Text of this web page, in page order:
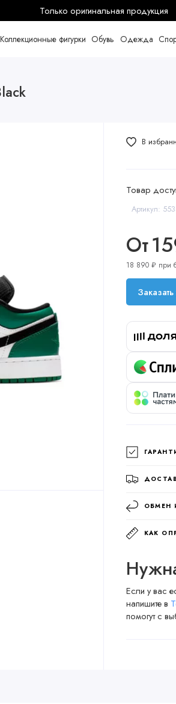
Только оригинальная продукция
Коллекционные фигурки Обувь Одежда
Товар
Артикул:
От
18 890 ₽ при
В
ОБМЕН
КАК
Если у вас
напишите в
помогут с